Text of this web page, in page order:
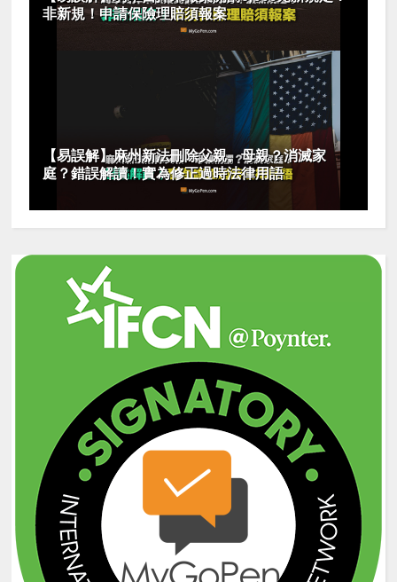
非新規！申請保險理賠須報案
【易誤解】麻州新法刪除父親、母親？消滅家
庭？錯誤解讀！實為修正過時法律用語